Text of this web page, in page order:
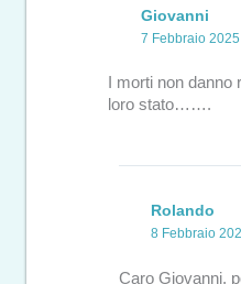
Giovanni
7 Febbraio
I morti non
loro stato…….
Rolando
8 Febbraio
Caro Giovanni,